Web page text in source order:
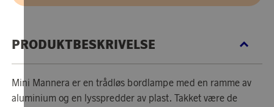
PRODUKTBESKRIVELSE
Mini Mannera er en trådløs bordlampe med en ramme av
aluminium og en lysspredder av plast. Takket være de